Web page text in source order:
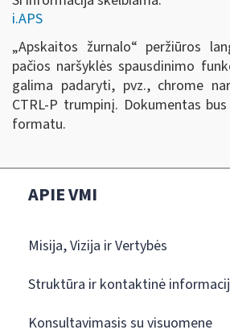
i.APS
„Apskaitos žurnalo“ peržiūros
pačios naršyklės spausdinimo
galima padaryti, pvz., chrome
CTRL-P trumpinį. Dokumentas
formatu.
APIE VMI
Misija, Vizija ir Vertybės
Struktūra ir kontaktinė
Konsultavimasis su visuomene